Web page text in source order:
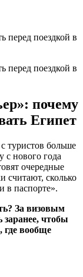
почему
Египет
туристов больше
с нового года
очередные
считают, сколько
в паспорте».
За визовым
чтобы
где вообще